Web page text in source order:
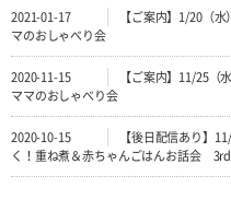
2021-01-17
【ご案内】1/20（
マのおしゃべり会
2020-11-15
【ご案内】11/25（
ママのおしゃべり会
2020-10-15
【後日配信あり】
く！重ね煮＆赤ちゃんごはんお話会 3rd